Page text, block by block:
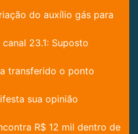
do auxílio gás para
23.1: Suposto
transferido o ponto
sua opinião
R$ 12 mil dentro de